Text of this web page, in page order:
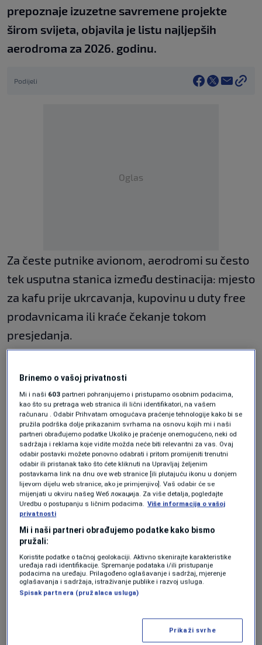
prepoznaje izuzetne savremene projekte
širom svijeta, objavila je listu najljepših
aerodroma za 2026. godinu.
Podijeli
Oglas
Za česte putnike avionom, aerodromi su često
tek usputna stanica između destinacija: mjesto
za kafu prije ukrcavanja, kupovinu u duty free
prodavnicama ili kraće čekanje tokom
presjedanja.
najuspješnije savremene arhitektonske
projekte u svijetu, objavila je listu najljepših
aerodroma na svijetu za 2026. godinu.
Ovogodišnjih sedam pobjednika nije
pohvaljeno samo zbog svojih sadržaja, već i
zbog impresivnog arhitektonskog dizajna koji
odstupa od ustaljenih standarda i putnicima
nudi bogatije i skladnije iskustvo, piše
Euronews.
Među ovogodišnjim pobjednicima nalazi se
samo jedan aerodrom iz Evrope, a smješten je
Među aerodromima proglašenim najljepšima
Brinemo o vašoj privatnosti
Mi i naši 603 partneri pohranjujemo i pristupamo osobnim podacima,
kao što su pretraga web stranica ili lični identifikatori, na vašem
računaru . Odabir Prihvatam omogućava praćenje tehnologije kako bi se
pružila podrška dolje prikazanim svrhama na osnovu kojih mi i naši
partneri obrađujemo podatke Ukoliko je praćenje onemogućeno, neki od
sadržaja i reklama koje vidite možda neće biti relevantni za vas. Ovaj
odabir postavki možete ponovno odabrati i pritom promijeniti trenutni
odabir ili pristanak tako što ćete kliknuti na Upravljaj željenim
postavkama link na dnu ove web stranice [ili plutajuću ikonu u donjem
lijevom dijelu web stranice, ako je primjenjivo]. Vaš odabir će se
mijenjati u okviru našeg Wеб локација. Za više detalja, pogledajte
Uredbu o postupanju s ličnim podacima. Više informacija o vašoj
privatnosti
Mi i naši partneri obrađujemo podatke kako bismo
pružali:
Koristite podatke o tačnoj geolokaciji. Aktivno skenirajte karakteristike
uređaja radi identifikacije. Spremanje podataka i/ili pristupanje
podacima na uređaju. Prilagođeno oglašavanje i sadržaj, mjerenje
oglašavanja i sadržaja, istraživanje publike i razvoj usluga.
Spisak partnera (pružalaca usluga)
Prikaži svrhe